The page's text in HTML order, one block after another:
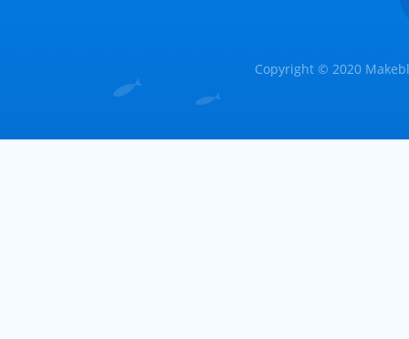
Copyright © 2020